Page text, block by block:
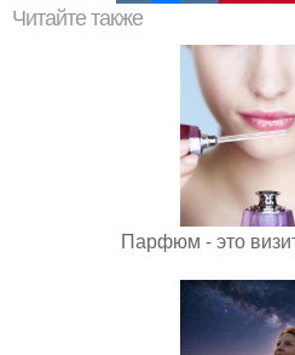
Читайте также
Парфюм - это